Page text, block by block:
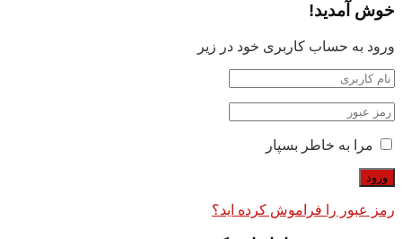
خوش آمدید!
ورود به حساب کاربری خود در زیر
مرا به خاطر بسپار
رمز عبور را فراموش کرده اید؟